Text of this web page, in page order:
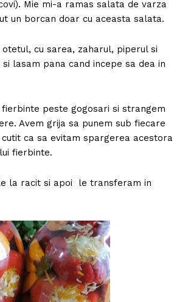
Mie mi-a ramas salata de varza
un borcan doar cu aceasta salata.
otetul, cu sarea, zaharul, piperul si
lasam pana cand incepe sa dea in
fierbinte peste gogosari si strangem
Avem grija sa punem sub fiecare
ca sa evitam spargerea acestora
fierbinte.
la racit si apoi le transferam in